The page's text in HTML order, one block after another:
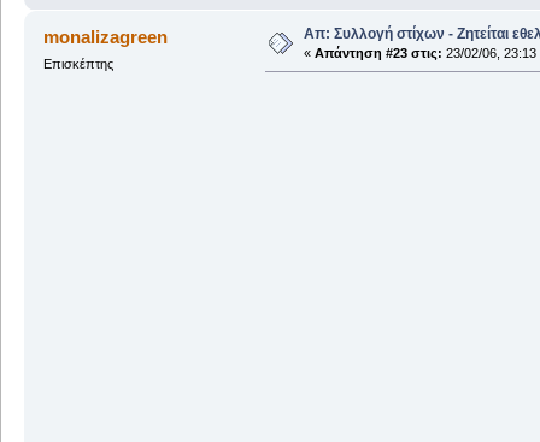
monalizagreen
Επισκέπτης
Απ: Συλλογή στίχων - Ζητείται
« Απάντηση #23 στις: 23/02/06, 23:13